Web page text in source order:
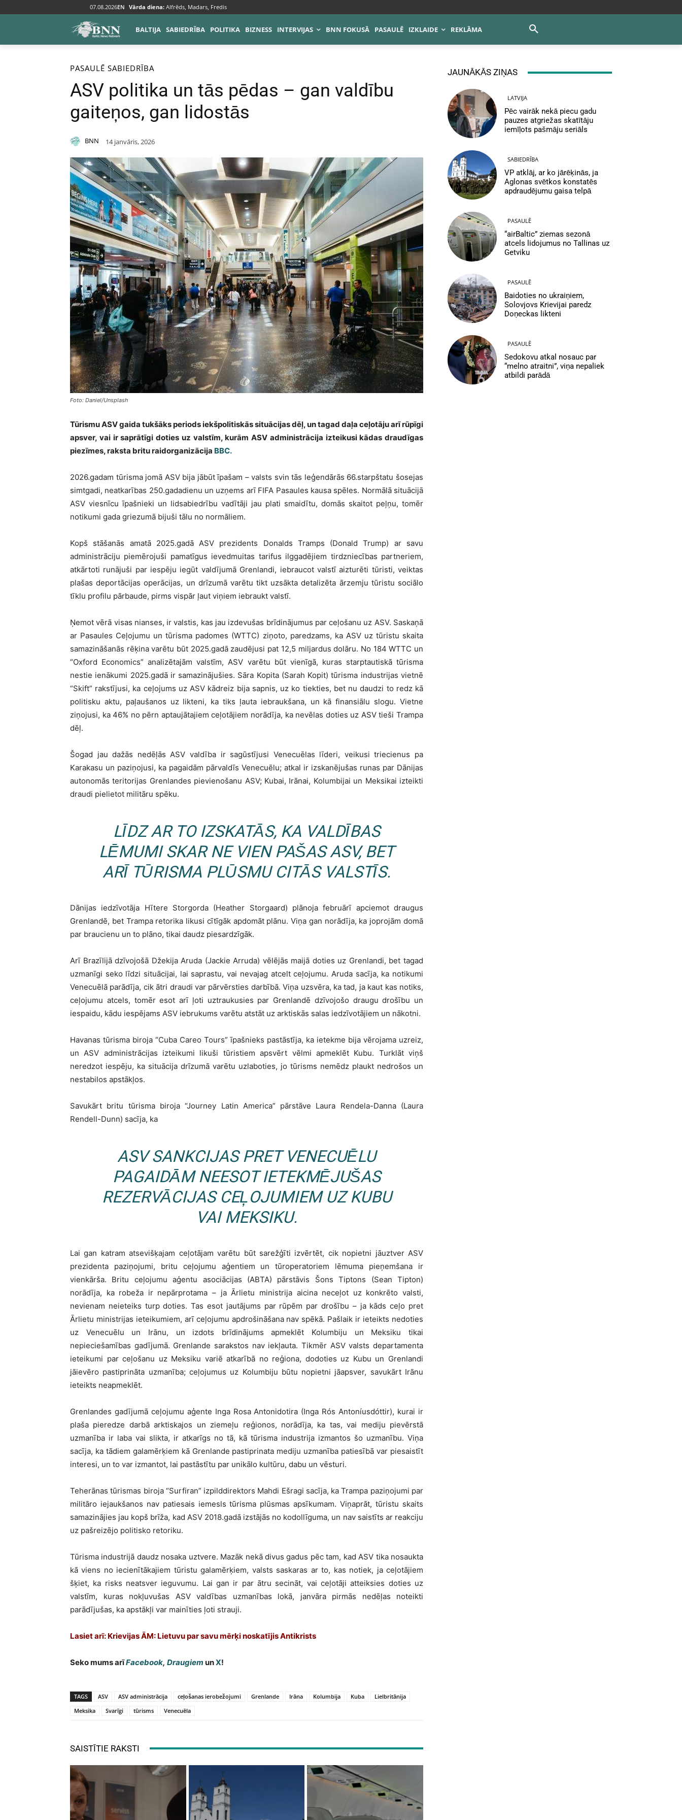
07.08.2026EN Vārda diena: Alfrēds, Madars, Fredis
BALTIJA SABIEDRĪBA POLITIKA BIZNESS INTERVIJAS BNN FOKUSĀ PASAULĒ IZKLAIDE REKLĀMA
Sākums Pasaulē
PASAULĒ SABIEDRĪBA
ASV politika un tās pēdas – gan valdību
gaiteņos, gan lidostās
BNN 14 janvāris, 2026
Foto: Daniel/Unsplash
Tūrismu ASV gaida tukšāks periods iekšpolitiskās situācijas dēļ, un tagad daļa ceļotāju arī rūpīgi
apsver, vai ir saprātīgi doties uz valstīm, kurām ASV administrācija izteikusi kādas draudīgas
piezīmes, raksta britu raidorganizācija BBC.
2026.gadam tūrisma jomā ASV bija jābūt īpašam – valsts svin tās leģendārās 66.starpštatu šosejas
simtgadi, neatkarības 250.gadadienu un uzņems arī FIFA Pasaules kausa spēles. Normālā situācijā
ASV viesnīcu īpašnieki un lidsabiedrību vadītāji jau plati smaidītu, domās skaitot peļņu, tomēr
notikumi gada griezumā bijuši tālu no normāliem.
Kopš stāšanās amatā 2025.gadā ASV prezidents Donalds Tramps (Donald Trump) ar savu
administrāciju piemērojuši pamatīgus ievedmuitas tarifus ilggadējiem tirdzniecības partneriem,
atkārtoti runājuši par iespēju iegūt valdījumā Grenlandi, iebraucot valstī aizturēti tūristi, veiktas
plašas deportācijas operācijas, un drīzumā varētu tikt uzsākta detalizēta ārzemju tūristu sociālo
tīklu profilu pārbaude, pirms vispār ļaut viņiem iebraukt valstī.
Ņemot vērā visas nianses, ir valstis, kas jau izdevušas brīdinājumus par ceļošanu uz ASV. Saskaņā
ar Pasaules Ceļojumu un tūrisma padomes (WTTC) ziņoto, paredzams, ka ASV uz tūristu skaita
samazināšanās rēķina varētu būt 2025.gadā zaudējusi pat 12,5 miljardus dolāru. No 184 WTTC un
“Oxford Economics” analizētajām valstīm, ASV varētu būt vienīgā, kuras starptautiskā tūrisma
nestie ienākumi 2025.gadā ir samazinājušies. Sāra Kopita (Sarah Kopit) tūrisma industrijas vietnē
“Skift” rakstījusi, ka ceļojums uz ASV kādreiz bija sapnis, uz ko tiekties, bet nu daudzi to redz kā
politisku aktu, paļaušanos uz likteni, ka tiks ļauta iebraukšana, un kā finansiālu slogu. Vietne
ziņojusi, ka 46% no pērn aptaujātajiem ceļotājiem norādīja, ka nevēlas doties uz ASV tieši Trampa
dēļ.
Šogad jau dažās nedēļās ASV valdība ir sagūstījusi Venecuēlas līderi, veikusi triecienus pa
Karakasu un paziņojusi, ka pagaidām pārvaldīs Venecuēlu; atkal ir izskanējušas runas par Dānijas
autonomās teritorijas Grenlandes pievienošanu ASV; Kubai, Irānai, Kolumbijai un Meksikai izteikti
draudi pielietot militāru spēku.
LĪDZ AR TO IZSKATĀS, KA VALDĪBAS
LĒMUMI SKAR NE VIEN PAŠAS ASV, BET
ARĪ TŪRISMA PLŪSMU CITĀS VALSTĪS.
Dānijas iedzīvotāja Hītere Storgorda (Heather Storgaard) plānoja februārī apciemot draugus
Grenlandē, bet Trampa retorika likusi cītīgāk apdomāt plānu. Viņa gan norādīja, ka joprojām domā
par braucienu un to plāno, tikai daudz piesardzīgāk.
Arī Brazīlijā dzīvojošā Džekija Aruda (Jackie Arruda) vēlējās maijā doties uz Grenlandi, bet tagad
uzmanīgi seko līdzi situācijai, lai saprastu, vai nevajag atcelt ceļojumu. Aruda sacīja, ka notikumi
Venecuēlā parādīja, cik ātri draudi var pārvērsties darbībā. Viņa uzsvēra, ka tad, ja kaut kas notiks,
ceļojumu atcels, tomēr esot arī ļoti uztraukusies par Grenlandē dzīvojošo draugu drošību un
iespaidu, kādu iespējams ASV iebrukums varētu atstāt uz arktiskās salas iedzīvotājiem un nākotni.
Havanas tūrisma biroja “Cuba Careo Tours” īpašnieks pastāstīja, ka ietekme bija vērojama uzreiz,
un ASV administrācijas izteikumi likuši tūristiem apsvērt vēlmi apmeklēt Kubu. Turklāt viņš
neredzot iespēju, ka situācija drīzumā varētu uzlaboties, jo tūrisms nemēdz plaukt nedrošos un
nestabilos apstākļos.
Savukārt britu tūrisma biroja “Journey Latin America” pārstāve Laura Rendela-Danna (Laura
Rendell-Dunn) sacīja, ka
ASV SANKCIJAS PRET VENECUĒLU
PAGAIDĀM NEESOT IETEKMĒJUŠAS
REZERVĀCIJAS CEĻOJUMIEM UZ KUBU
VAI MEKSIKU.
Lai gan katram atsevišķajam ceļotājam varētu būt sarežģīti izvērtēt, cik nopietni jāuztver ASV
prezidenta paziņojumi, britu ceļojumu aģentiem un tūroperatoriem lēmuma pieņemšana ir
vienkārša. Britu ceļojumu aģentu asociācijas (ABTA) pārstāvis Šons Tiptons (Sean Tipton)
norādīja, ka robeža ir nepārprotama – ja Ārlietu ministrija aicina neceļot uz konkrēto valsti,
nevienam neieteiks turp doties. Tas esot jautājums par rūpēm par drošību – ja kāds ceļo pret
Ārlietu ministrijas ieteikumiem, arī ceļojumu apdrošināšana nav spēkā. Pašlaik ir ieteikts nedoties
uz Venecuēlu un Irānu, un izdots brīdinājums apmeklēt Kolumbiju un Meksiku tikai
nepieciešamības gadījumā. Grenlande sarakstos nav iekļauta. Tikmēr ASV valsts departamenta
ieteikumi par ceļošanu uz Meksiku variē atkarībā no reģiona, dodoties uz Kubu un Grenlandi
jāievēro pastiprināta uzmanība; ceļojumus uz Kolumbiju būtu nopietni jāapsver, savukārt Irānu
ieteikts neapmeklēt.
Grenlandes gadījumā ceļojumu aģente Inga Rosa Antonidotira (Inga Rós Antoníusdóttir), kurai ir
plaša pieredze darbā arktiskajos un ziemeļu reģionos, norādīja, ka tas, vai mediju pievērstā
uzmanība ir laba vai slikta, ir atkarīgs no tā, kā tūrisma industrija izmantos šo uzmanību. Viņa
sacīja, ka tādiem galamērķiem kā Grenlande pastiprinata mediju uzmanība patiesībā var piesaistīt
interesi, un to var izmantot, lai pastāstītu par unikālo kultūru, dabu un vēsturi.
Teherānas tūrismas biroja “Surfiran” izpilddirektors Mahdi Ešragi sacīja, ka Trampa paziņojumi par
militāro iejaukšanos nav patiesais iemesls tūrisma plūsmas apsīkumam. Viņaprāt, tūristu skaits
samazinājies jau kopš brīža, kad ASV 2018.gadā izstājās no kodollīguma, un nav saistīts ar reakciju
uz pašreizējo politisko retoriku.
Tūrisma industrijā daudz nosaka uztvere. Mazāk nekā divus gadus pēc tam, kad ASV tika nosaukta
kā viens no iecienītākajiem tūristu galamērķiem, valsts saskaras ar to, kas notiek, ja ceļotājiem
šķiet, ka risks neatsver ieguvumu. Lai gan ir par ātru secināt, vai ceļotāji atteiksies doties uz
valstīm, kuras nokļuvušas ASV valdības uzmanības lokā, janvāra pirmās nedēļas noteikti
parādījušas, ka apstākļi var mainīties ļoti strauji.
Lasiet arī: Krievijas ĀM: Lietuvu par savu mērķi noskatījis Antikrists
Seko mums arīFacebook, Draugiem unX!
TAGS ASV ASV administrācija ceļošanas ierobežojumi Grenlande Irāna Kolumbija Kuba
Lielbritānija
Meksika
Svarīgi tūrisms Venecuēla
SAISTĪTIE RAKSTI
JAUNĀKĀS ZIŅAS
LATVIJA
Pēc vairāk nekā piecu gadu
pauzes atgriežas skatītāju
iemīļots pašmāju seriāls
SABIEDRĪBA
VP atklāj, ar ko jārēķinās, ja
Aglonas svētkos konstatēs
apdraudējumu gaisa telpā
PASAULĒ
“airBaltic” ziemas sezonā
atcels lidojumus no Tallinas uz
Getviku
PASAULĒ
Baidoties no ukraiņiem,
Solovjovs Krievijai paredz
Doņeckas likteni
PASAULĒ
Sedokovu atkal nosauc par
“melno atraitni”, viņa nepaliek
atbildi parādā